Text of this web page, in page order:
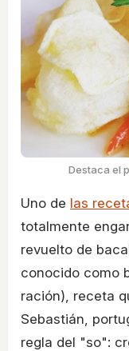
Destaca el
Uno de las
totalmente
revuelto de
conocido como
ración), receta
Sebastián,
regla del "so":